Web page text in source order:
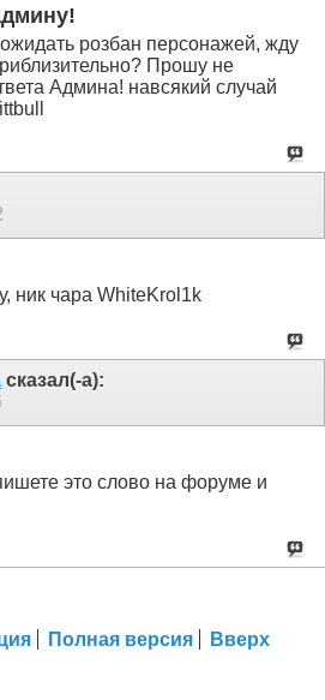
розбан персонажей, жду
Прошу не
Админа! навсякий случай
ник чара WhiteKrol1k
сказал(-а):
это слово на форуме и
Полная версия Вверх